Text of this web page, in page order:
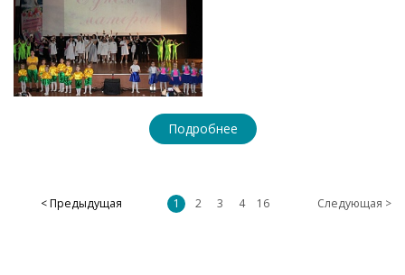
Подробнее
< Предыдущая 1 2 3 4 16 Следующая >